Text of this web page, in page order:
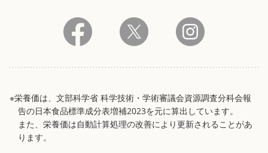
※栄養価は、文部科学省 科学技術・学術審議会資源調査分科会報
告の日本食品標準成分表増補2023を元に算出しています。
また、栄養価は自動計算処理の改善により更新されることがあ
ります。